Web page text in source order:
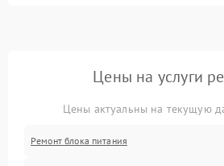
Цены на услуги
Цены актуальны на текущую
Ремонт блока питания